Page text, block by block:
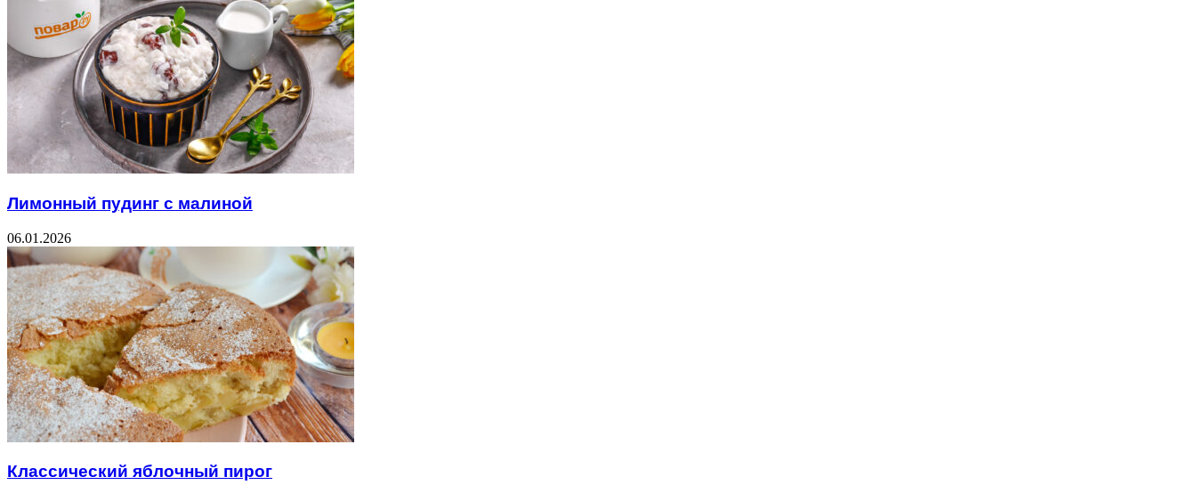
Лимонный пудинг с малиной
06.01.2026
Классический яблочный пирог